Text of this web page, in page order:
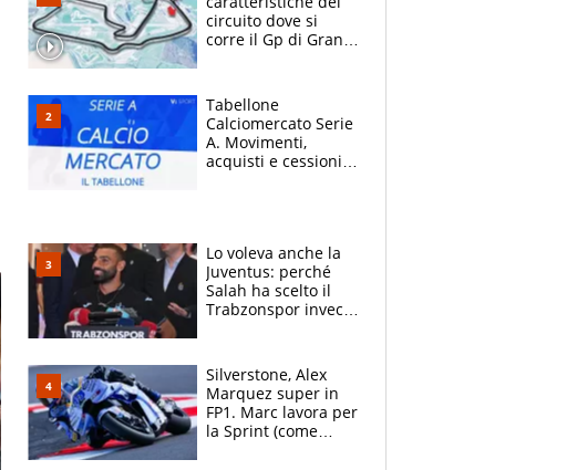
circuito dove si
corre il Gp di Gran
Tabellone
Calciomercato Serie
A. Movimenti,
acquisti e cessioni:
Lo voleva anche la
Juventus: perché
Salah ha scelto il
Trabzonspor invece
Silverstone, Alex
Marquez super in
FP1. Marc lavora per
la Sprint (come